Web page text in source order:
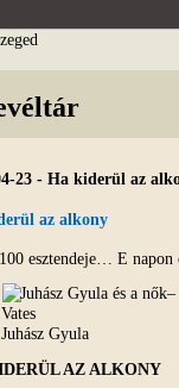
23 - Ha kiderül az
az alkony
esztendeje… E
Juhász Gyula
AZ ALKONY